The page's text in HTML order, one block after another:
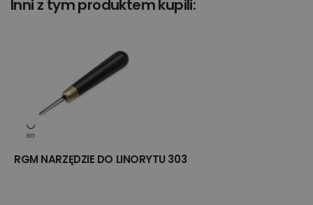
Inni z tym produktem kupili:
RGM NARZĘDZIE DO LINORYTU 303